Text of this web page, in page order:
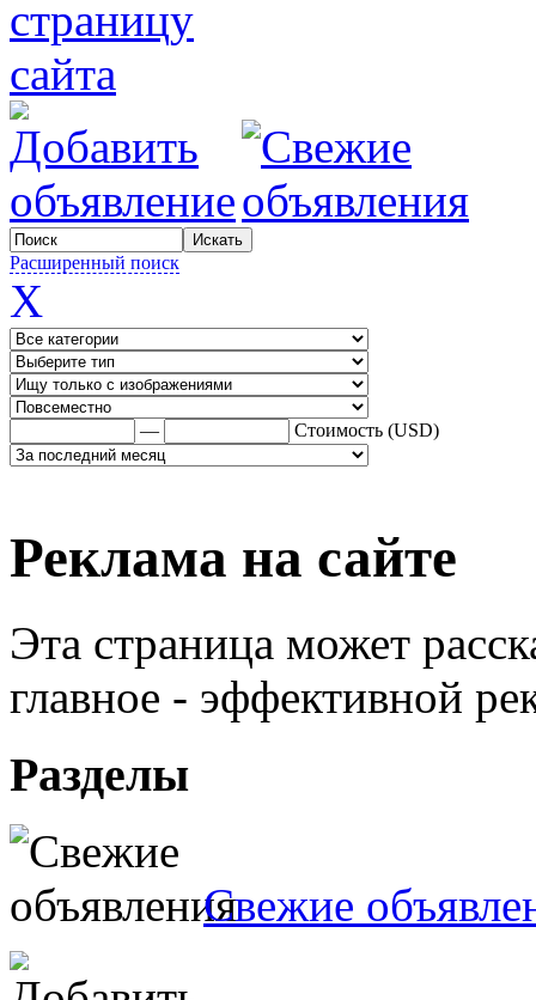
Расширенный поиск
X
— Стоимость (USD)
Реклама на сайте
Эта страница может
главное - эффективной
Разделы
Свежие